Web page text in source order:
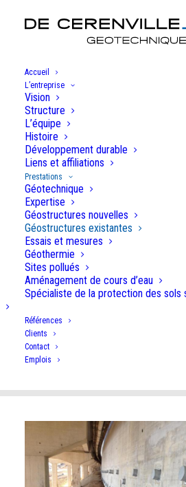
Accueil
L’entreprise
Vision
Structure
L’équipe
Histoire
Développement durable
Liens et affiliations
Prestations
Géotechnique
Expertise
Géostructures nouvelles
Géostructures existantes
Essais et mesures
Géothermie
Sites pollués
Aménagement de cours d’eau
Spécialiste de la protection des sols
Références
Clients
Contact
Emplois
Prestations
Géostructures
Depuis le début des années 2000,
spécialisé dans l’appui
Maitres de l’Ouvrage
routières ou ferroviaires) et privés
leur patrimoine d’ouvrages en